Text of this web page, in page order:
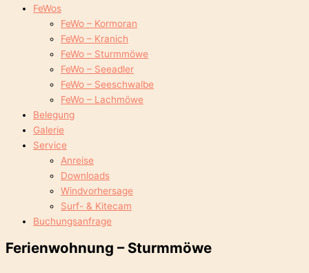
FeWos
FeWo – Kormoran
FeWo – Kranich
FeWo – Sturmmöwe
FeWo – Seeadler
FeWo – Seeschwalbe
FeWo – Lachmöwe
Belegung
Galerie
Service
Anreise
Downloads
Windvorhersage
Surf- & Kitecam
Buchungsanfrage
Ferienwohnung – Sturmmöwe